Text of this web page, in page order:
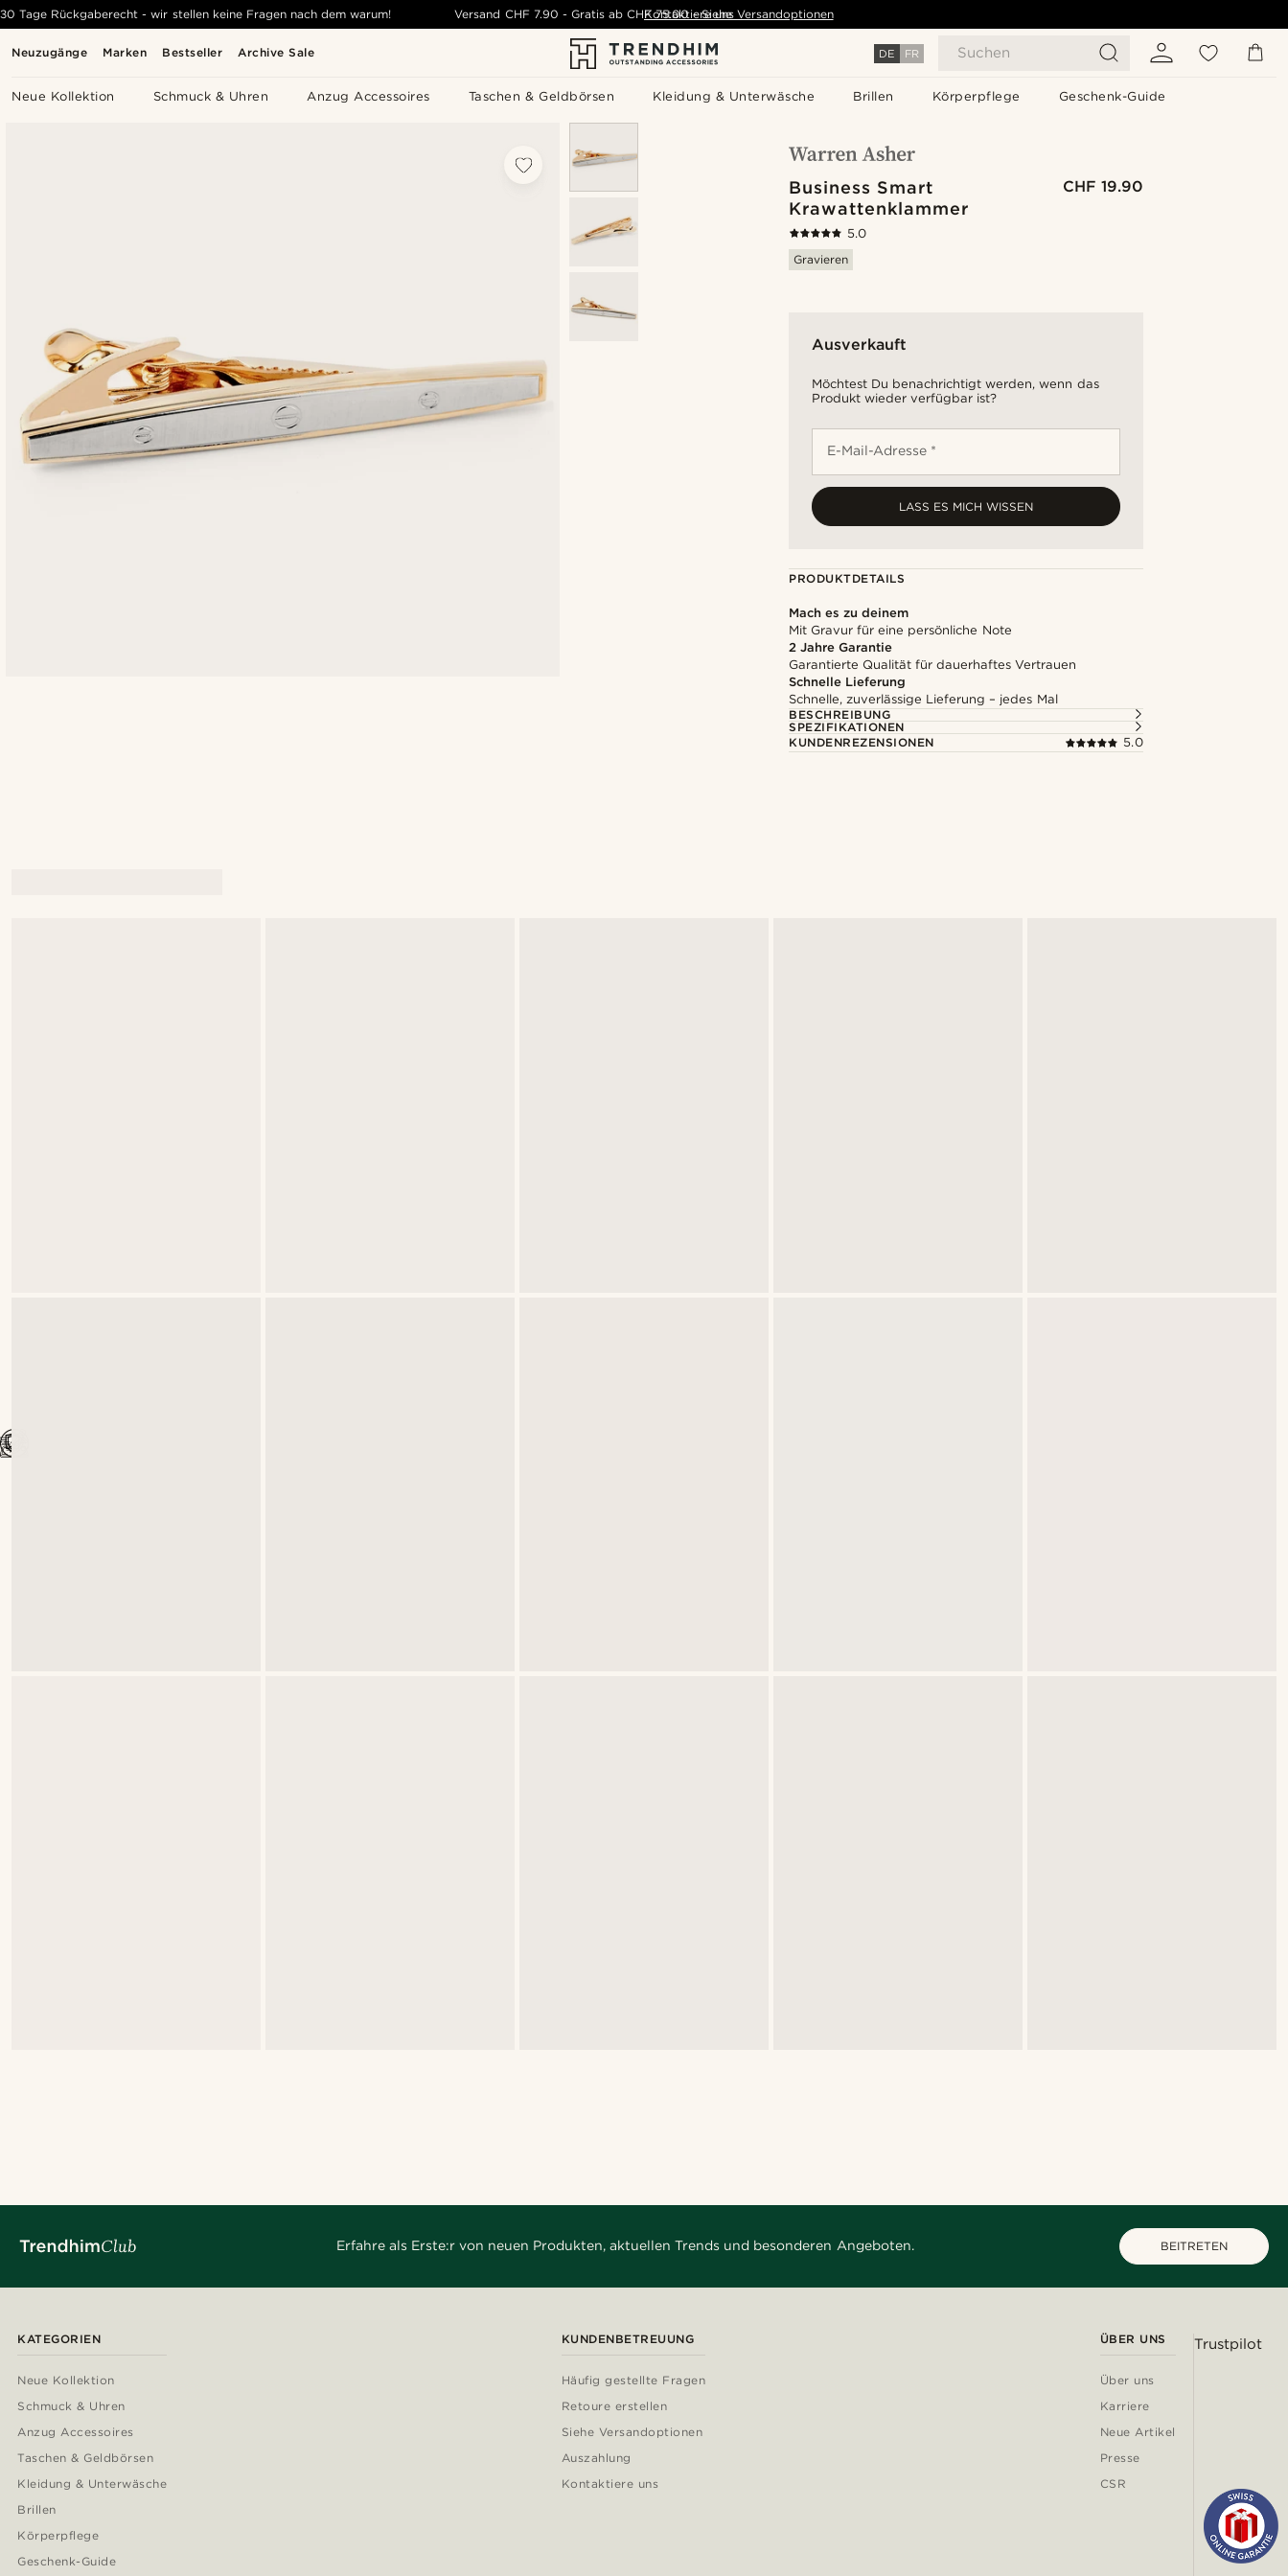
Neuzugänge Marken Bestseller Archive Sale DE FR Suchen
Neue Kollektion Schmuck & Uhren Anzug Accessoires Taschen & Geldbörsen Kleidung & Unterwäsche Brillen Körperpflege Geschenk-Guide
30 Tage Rückgaberecht - wir stellen keine Fragen nach dem warum! Versand CHF 7.90 - Gratis ab CHF 75.00 - Siehe Versandoptionen
Kontaktiere uns
Business Smart
Krawattenklammer
CHF 19.90
5.0
Gravieren
Ausverkauft
Möchtest Du benachrichtigt werden, wenn das
Produkt wieder verfügbar ist?
E-Mail-Adresse *
LASS ES MICH WISSEN
PRODUKTDETAILS
Mach es zu deinem
Mit Gravur für eine persönliche Note
2 Jahre Garantie
Garantierte Qualität für dauerhaftes Vertrauen
Schnelle Lieferung
Schnelle, zuverlässige Lieferung – jedes Mal
BESCHREIBUNG
SPEZIFIKATIONEN
KUNDENREZENSIONEN
5.0
Erfahre als Erste:r von neuen Produkten, aktuellen Trends und besonderen Angeboten. BEITRETEN
KATEGORIEN
Neue Kollektion
Schmuck & Uhren
Anzug Accessoires
Taschen & Geldbörsen
Kleidung & Unterwäsche
Brillen
Körperpflege
Geschenk-Guide
KUNDENBETREUUNG
Häufig gestellte Fragen
Retoure erstellen
Siehe Versandoptionen
Auszahlung
Kontaktiere uns
ÜBER UNS
Über uns
Karriere
Neue Artikel
Presse
CSR
Trustpilot